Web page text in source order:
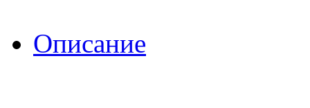
Описание